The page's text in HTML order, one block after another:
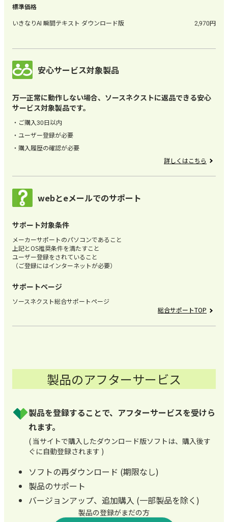
いきなりAI 瞬間テキスト ダウンロード版 2,970
安心サービス対象製品
万一正常に動作しない場合、ソースネクストに返品できる安心
サービス対象製品です。
ご購入30日以内
ユーザー登録が必要
購入履歴の確認が必要
詳しくはこちら
webとeメールでのサポート
サポート対象条件
メーカーサポートのパソコンであること
上記とOS推奨条件を満たすこと
ユーザー登録をされていること
（ご登録にはインターネットが必要）
サポートページ
ソースネクスト総合サポートページ
総合サポートTOP
製品のアフターサービス
製品を登録することで、アフターサービスを受けら
れます。
( 当サイトで購入したダウンロード版ソフトは、購入後す
ぐに自動登録されます )
ソフトの再ダウンロード (期限なし)
製品のサポート
バージョンアップ、追加購入 (一部製品を除く)
製品の登録がまだの方